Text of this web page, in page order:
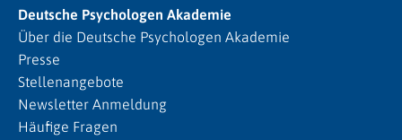
Deutsche Psychologen Akademie
Über die Deutsche Psychologen Akademie
Presse
Stellenangebote
Newsletter Anmeldung
Häufige Fragen